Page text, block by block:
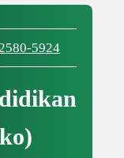
2580-5924